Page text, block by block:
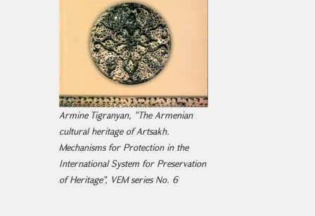
Armine Tigranyan, "The Armenian
cultural heritage of Artsakh.
Mechanisms for Protection in the
International System for Preservation
of Heritage", VEM series No. 6